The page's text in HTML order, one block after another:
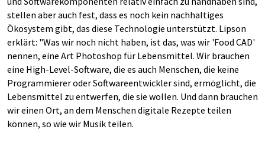
stellen aber auch fest, dass es noch kein nachhaltiges
Ökosystem gibt, das diese Technologie unterstützt. Lipson
erklärt: "Was wir noch nicht haben, ist das, was wir 'Food CAD'
nennen, eine Art Photoshop für Lebensmittel. Wir brauchen
eine High-Level-Software, die es auch Menschen, die keine
Programmierer oder Softwareentwickler sind, ermöglicht, die
Lebensmittel zu entwerfen, die sie wollen. Und dann brauchen
wir einen Ort, an dem Menschen digitale Rezepte teilen
können, so wie wir Musik teilen.